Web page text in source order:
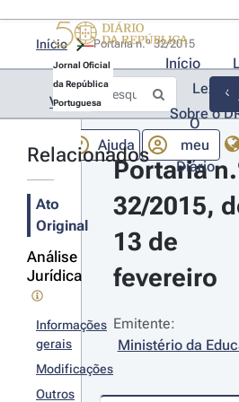
Jornal Oficial
da República
Portuguesa
Início
Sobre o
Ajuda
O
meu
Diário
Início
Voltar
Relacionados
Ato
Original
Análise
Jurídica
Informações
gerais
Modificações
Outros
Portaria
32/2015,
13 de
fevereiro
Emitente:
Ministério da